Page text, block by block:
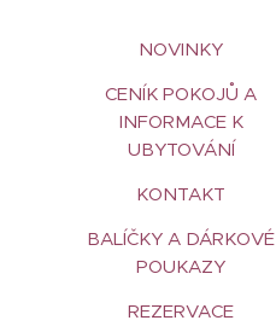
NOVINKY
CENÍK POKOJŮ A
INFORMACE K
UBYTOVÁNÍ
KONTAKT
BALÍČKY A DÁRKOVÉ
POUKAZY
REZERVACE